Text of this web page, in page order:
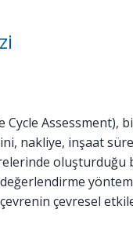
Assessment),
nakliye, inşaat
oluşturduğu
çevresel